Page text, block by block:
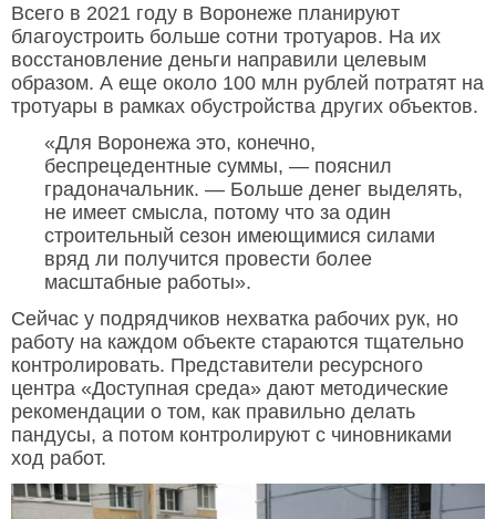
Всего в 2021 году в Воронеже планируют
благоустроить больше сотни тротуаров. На их
восстановление деньги направили целевым
образом. А еще около 100 млн рублей потратят на
тротуары в рамках обустройства других объектов.
«Для Воронежа это, конечно,
беспрецедентные суммы, — пояснил
градоначальник. — Больше денег выделять,
не имеет смысла, потому что за один
строительный сезон имеющимися силами
вряд ли получится провести более
масштабные работы».
Сейчас у подрядчиков нехватка рабочих рук, но
работу на каждом объекте стараются тщательно
контролировать. Представители ресурсного
центра «Доступная среда» дают методические
рекомендации о том, как правильно делать
пандусы, а потом контролируют с чиновниками
ход работ.